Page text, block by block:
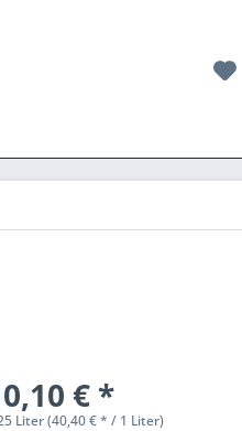
€ *
Liter (40,40 € * / 1 Liter)